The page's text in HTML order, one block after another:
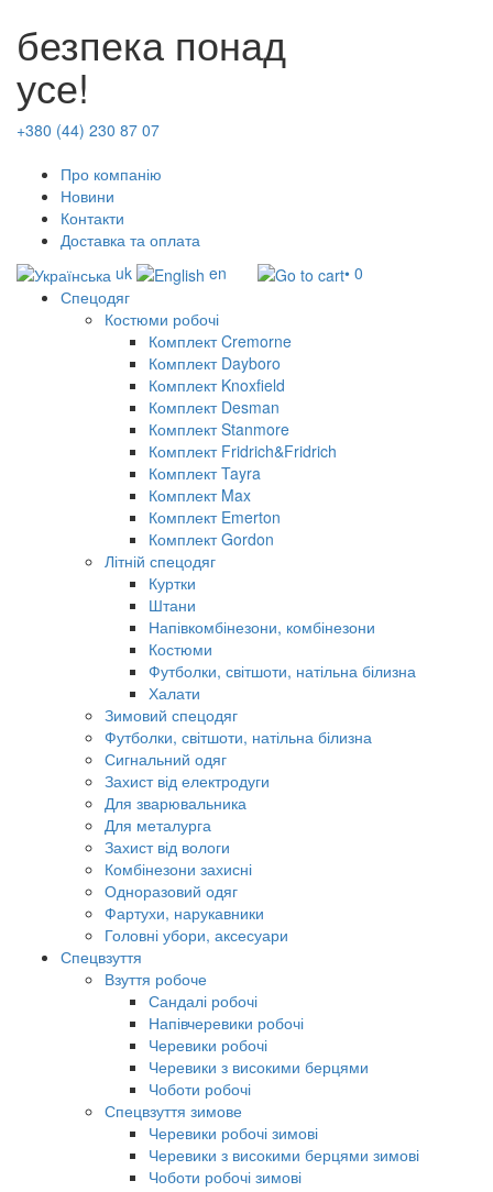
безпека понад
усе!
+380 (44) 230 87 07
Про компанію
Новини
Контакти
Доставка та оплата
uk
en
• 0
Спецодяг
Костюми робочі
Комплект Cremorne
Комплект Dayboro
Комплект Knoxfield
Комплект Desman
Комплект Stanmore
Комплект Fridrich&Fridrich
Комплект Tayra
Комплект Max
Комплект Emerton
Комплект Gordon
Літній спецодяг
Куртки
Штани
Напівкомбінезони, комбінезони
Костюми
Футболки, світшоти, натільна білизна
Халати
Зимовий спецодяг
Футболки, світшоти, натільна білизна
Сигнальний одяг
Захист від електродуги
Для зварювальника
Для металурга
Захист від вологи
Комбінезони захисні
Одноразовий одяг
Фартухи, нарукавники
Головні убори, аксесуари
Спецвзуття
Взуття робоче
Сандалі робочі
Напівчеревики робочі
Черевики робочі
Черевики з високими берцями
Чоботи робочі
Спецвзуття зимове
Черевики робочі зимові
Черевики з високими берцями зимові
Чоботи робочі зимові